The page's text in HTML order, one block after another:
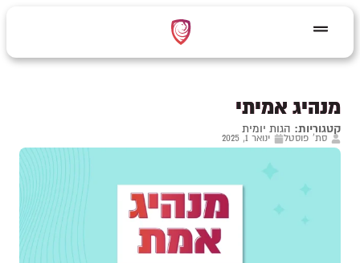
מנהיג אמיתי
קטגוריות: הגות יומית
סת' פוסטל ינואר 1, 2025